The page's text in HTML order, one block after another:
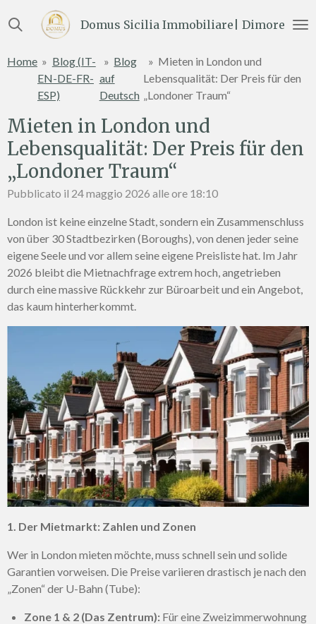
al
principale
Domus Sicilia Immobiliare| Dimore e
Home » Blog (IT-
EN-DE-FR-
ESP)
» Blog
auf
Deutsch
» Mieten in London und
Lebensqualität: Der Preis für den
„Londoner Traum“
Mieten in London und
Lebensqualität: Der Preis für den
„Londoner Traum“
Pubblicato il 24 maggio 2026 alle ore 18:10
London ist keine einzelne Stadt, sondern ein Zusammenschluss
von über 30 Stadtbezirken (Boroughs), von denen jeder seine
eigene Seele und vor allem seine eigene Preisliste hat. Im Jahr
2026 bleibt die Mietnachfrage extrem hoch, angetrieben
durch eine massive Rückkehr zur Büroarbeit und ein Angebot,
das kaum hinterherkommt.
1. Der Mietmarkt: Zahlen und Zonen
Wer in London mieten möchte, muss schnell sein und solide
Garantien vorweisen. Die Preise variieren drastisch je nach den
„Zonen“ der U-Bahn (Tube):
Zone 1 & 2 (Das Zentrum): Für eine Zweizimmerwohnung